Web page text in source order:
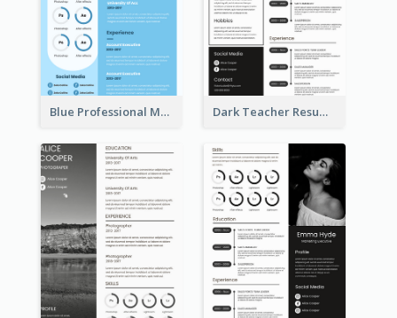
Blue Professional Marketing Resume Dark Teacher Resume